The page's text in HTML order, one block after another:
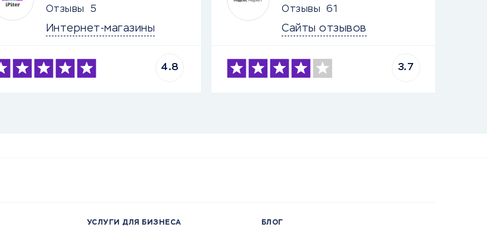
Отзывы 5
Интернет-магазины
4.8
Отзывы 61
Сайты отзывов
3.7
УСЛУГИ ДЛЯ БИЗНЕСА БЛОГ